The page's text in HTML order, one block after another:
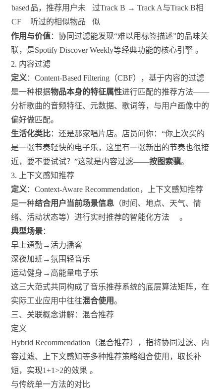
based
CF
品，推荐用户未
听过的相似物品
过Track B → Track A与Track B相
似
作用与价值：协同过滤能发现“难以用标签描述”的品味关
联，是Spotify Discover Weekly等经典功能的核心引擎 。
2. 内容过滤
定义 ：Content-Based Filtering（CBF），基于内容的过滤
是一种根据物品本身的特征属性进行匹配的推荐方法——
分析歌曲的音频特征、元数据、歌词等，与用户画像中的
偏好做匹配。
生活化类比：还是那家唱片店。店员问你：“你上次买的
是一张节奏轻快的电子乐，这里有一张新出的节奏也很接
近，要不要试试？”这就是内容过滤——按图索骥。
3. 上下文感知推荐
定义 ：Context-Aware Recommendation，上下文感知推荐
是一种结合用户当前场景信息 （时间、地点、天气、情
绪、活动状态等）进行实时推荐的智能化方法
。
典型场景：
早上通勤→活力播客
深夜加班→氛围轻音乐
运动健身→高能量电子乐
这三大范式共同构成了音乐推荐系统的底层算法矩阵，在
实际工业应用中往往混合使用。
三、关联概念讲解：混合推荐
定义
Hybrid Recommendation（混合推荐），指将协同过滤、内
容过滤、上下文感知等多种推荐策略组合使用，取长补
短，实现1+1>2的效果 。
与传统单一方法的对比